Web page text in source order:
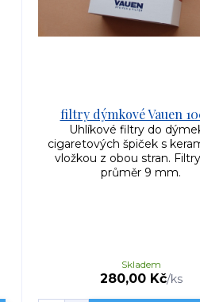
filtry dýmkové Vauen
Uhlíkové filtry do
cigaretových špiček s
vložkou z obou stran.
průměr 9 mm.
280,00 Kč/ks
Skladem